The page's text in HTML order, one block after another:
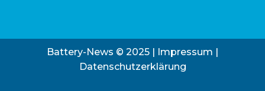
Battery-News © 2025 | Impressum |
Datenschutzerklärung